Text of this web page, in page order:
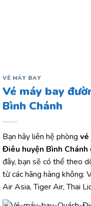
VÉ MÁY BAY
Vé máy bay
Bình Chánh
Bạn hãy liên hệ phòng vé
Điêu huyện Bình Chánh
đây, bạn sẽ có thể theo
từ các hãng hàng không:
Air Asia, Tiger Air, Thai